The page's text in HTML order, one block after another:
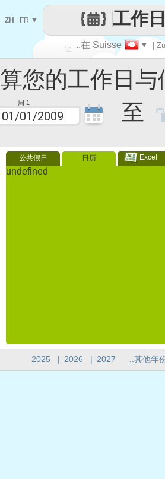
工作日与
周 1 至
公共假日 日历 Excel
undefined
让
每一天
..在 Suisse ▼ |
工作日
ZH FR ▼
2025 | 2026 | 2027 ..其他年